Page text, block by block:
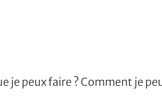
je peux faire ? Comment je